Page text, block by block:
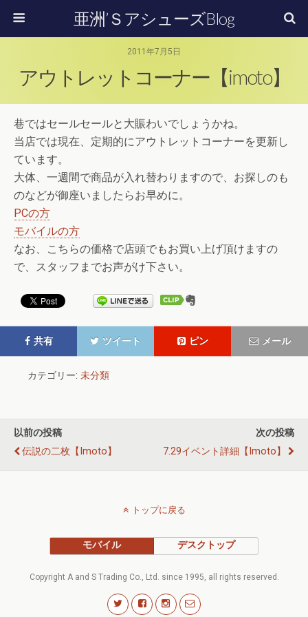
亜洲’ＳアシューズBlog
2011年7月5日
アウトレットコーナー【imoto】
巷ではセールセールと大賑わいでしょうかね。
当店では現在、定期的にアウトレットコーナーを更新し
ています。
大体、一週間で商品が入れ替わりますので、お探しのも
のなどが御座いましたらお早めに。
PCの方
モバイルの方
なお、こちらの価格で店頭でもお買い上げ頂けますの
で、スタッフまでお声がけ下さい。
共有 ツイート ピン メール
カテゴリー: 未分類
以前の投稿
伝説の二枚【imoto】
次の投稿
7.29イベント詳細【imoto】
トップに戻る
モバイル デスクトップ
Copyright A and S Trading Co., Ltd. since 1995, all rights reserved.